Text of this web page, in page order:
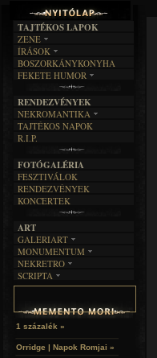
TAJTÉKOS LAPOK
ZENE
EGYÜTTESEK
INTERJÚK
FORDÍTÁSOK
DALSZÖVEGEK
ÍRÁSOK
IRODALOM
FILM
MŰVÉSZET
ÍRÁSTÖRTÉNET
BOSZORKÁNYKONYHA
FEKETE HUMOR
SZÖVEGES
RENDEZVÉNYEK
NEKROMANTIKA
AKTUÁLIS
A MÚLT
TAJTÉKOS NAPOK
R.I.P.
FOTÓGALÉRIA
FESZTIVÁLOK
RENDEZVÉNYEK
KONCERTEK
ART
GALERIART
ARTGALERI
KÉPREGÉNYEK
LAKÁSKULTS
MONUMENTUM
TEMETŐK
TEMPLOMOK
HELYEK
NEKRETRO
SZUBKULT
RELIKVIÁK
SCRIPTA
NOVELLÁK
HALÁLTÁNC
1 százalék »
Orridge | Napok Romjai »